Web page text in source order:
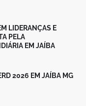
LIDERANÇAS E
PELA
EM JAÍBA
2026 EM JAÍBA MG